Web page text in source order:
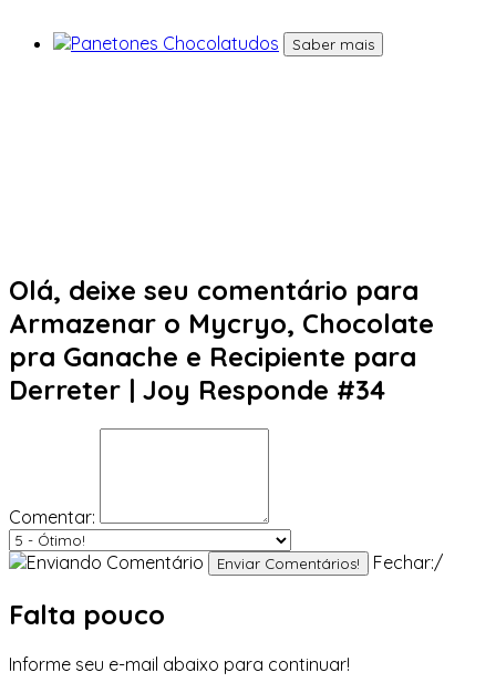
Saber mais
Olá, deixe seu comentário para
Armazenar o Mycryo, Chocolate
pra Ganache e Recipiente para
Derreter | Joy Responde #34
Comentar:
Enviar Comentários! Fechar:/
Falta pouco
Informe seu e-mail abaixo para continuar!